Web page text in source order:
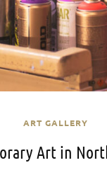
ART GALLERY
Art in